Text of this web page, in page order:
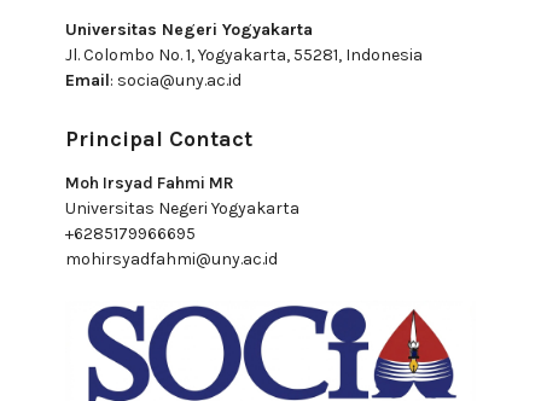
Universitas Negeri Yogyakarta
Jl. Colombo No. 1, Yogyakarta, 55281, Indonesia
Email: socia@uny.ac.id
Principal Contact
Moh Irsyad Fahmi MR
Universitas Negeri Yogyakarta
+6285179966695
mohirsyadfahmi@uny.ac.id